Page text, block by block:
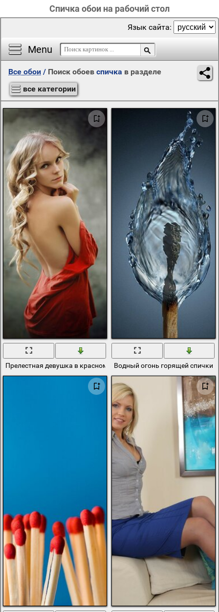
Спичка обои на рабочий стол
Menu
Язык сайта:
Все обои / Поиск обоев спичка в разделе
все категории
Прелестная девушка в красном с открытой спинкой
Водный огонь горящей